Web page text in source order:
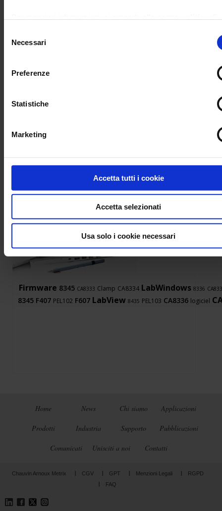
delNecessari
Preferenze
Statistiche
Marketing
Accetta tutti i cookie
Accetta selezionati
Usa solo i cookie necessari
Assistenza tecnica
Firmware 8345 CA8333 Clamp CA8334 LabWindows 8336
8345 F407 PEL102 F607 LabView 8435 PEL103 CA8336 logiciel
Home News Chi siamo Applicazioni
Prodotti Industria Supporto Pubblicazioni
Comunicati Unisciti a noi Contatti
Chauvin Arnoux Metrix CGV GPT Menzioni Legali
RGPD
FAQ